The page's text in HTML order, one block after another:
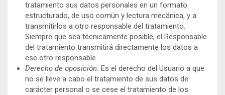
tratamiento sus datos personales en un formato
estructurado, de uso común y lectura mecánica, y a
transmitirlos a otro responsable del tratamiento.
Siempre que sea técnicamente posible, el Responsable
del tratamiento transmitirá directamente los datos a
ese otro responsable.
Derecho de oposición: Es el derecho del Usuario a que
no se lleve a cabo el tratamiento de sus datos de
carácter personal o se cese el tratamiento de los